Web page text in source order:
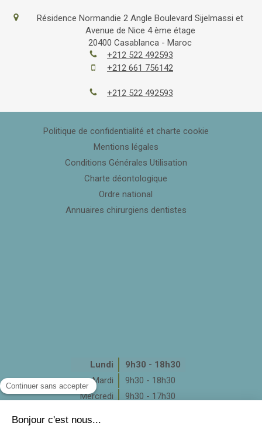
Résidence Normandie 2 Angle Boulevard Sijelmassi et
Avenue de Nice 4 ème étage
20400 Casablanca - Maroc
+212 522 492593
+212 661 756142
+212 522 492593
Politique de confidentialité et charte cookie
Mentions légales
Conditions Générales Utilisation
Charte déontologique
Ordre national
Annuaires chirurgiens dentistes
Lundi
9h30 - 18h30
Mardi
9h30 - 18h30
Mercredi
9h30 - 17h30